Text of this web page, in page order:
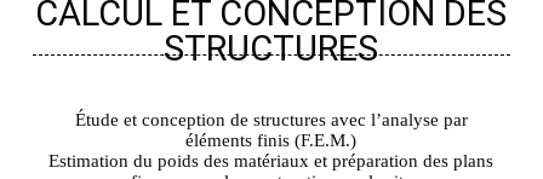
CALCUL ET CONCEPTION DES
STRUCTURES
Étude et conception de structures avec l’analyse par
éléments finis (F.E.M.)
Estimation du poids des matériaux et préparation des plans